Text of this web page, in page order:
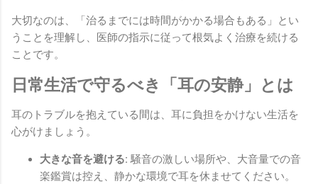
大切なのは、「治るまでには時間がかかる場合もある」とい
うことを理解し、医師の指示に従って根気よく治療を続ける
ことです。
日常生活で守るべき「耳の安静」とは
耳のトラブルを抱えている間は、耳に負担をかけない生活を
心がけましょう。
大きな音を避ける: 騒音の激しい場所や、大音量での音
楽鑑賞は控え、静かな環境で耳を休ませてください。